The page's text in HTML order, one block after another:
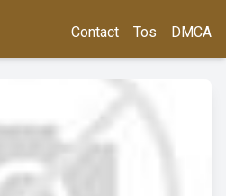
Contact Tos DMCA